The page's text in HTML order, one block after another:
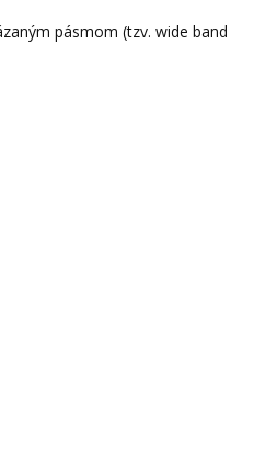
pásmom (tzv. wide band